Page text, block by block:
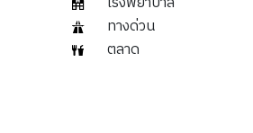
ทางด่วน
ตลาด